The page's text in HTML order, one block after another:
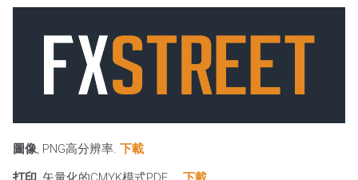
圖像, PNG高分辨率. 下載